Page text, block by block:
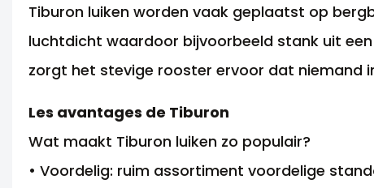
Tiburon luiken worden vaak geplaatst op
luchtdicht waardoor bijvoorbeeld stank uit
zorgt het stevige rooster ervoor dat niemand
Les avantages de Tiburon
Wat maakt Tiburon luiken zo populair?
• Voordelig: ruim assortiment voordelige